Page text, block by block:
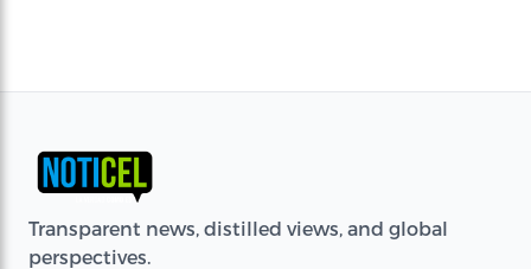
Transparent news, distilled views, and global
perspectives.